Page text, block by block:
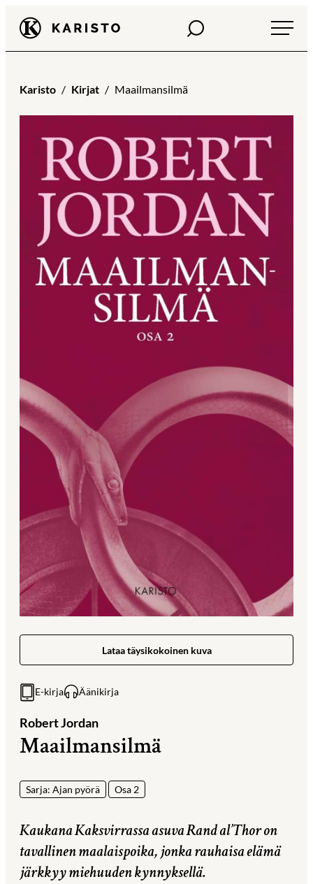
Siirry
suoraan
sisältöön
Karisto Haku
Karisto Kirjat Maailmansilmä
Lataa täysikokoinen kuva
E-kirja Äänikirja
Robert Jordan
Maailmansilmä
Sarja: Ajan pyörä Osa 2
Kaukana Kaksvirrassa asuva Rand al’Thor on
tavallinen maalaispoika, jonka rauhaisa elämä
järkkyy miehuuden kynnyksellä.